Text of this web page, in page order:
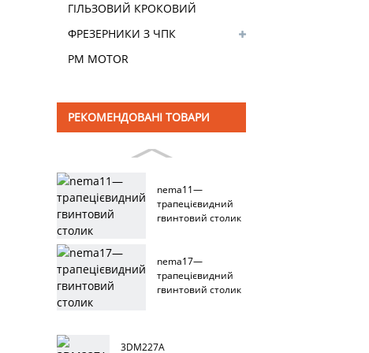
КРОКОВИЙ ДВИГУН
ГІЛЬЗОВИЙ КРОКОВИЙ
ДВИГУН
ФРЕЗЕРНИКИ З ЧПК
PM MOTOR
РЕКОМЕНДОВАНІ ТОВАРИ
nema11—
трапецієвидний
гвинтовий столик
nema17—
трапецієвидний
гвинтовий столик
3DM227A